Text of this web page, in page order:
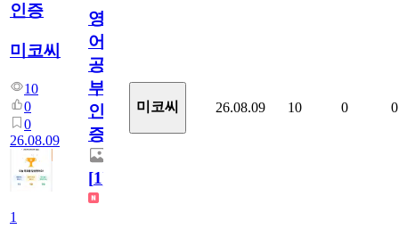
인증
미코씨
10
0
0
26.08.09
1
영
어
공
부
인
증
[1]
미코씨 26.08.09 10 0 0